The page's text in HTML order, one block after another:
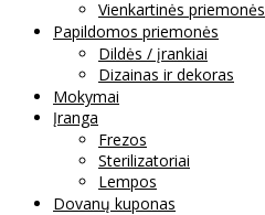
Vienkartinės priemonės
Papildomos priemonės
Dildės / įrankiai
Dizainas ir dekoras
Mokymai
Įranga
Frezos
Sterilizatoriai
Lempos
Dovanų kuponas